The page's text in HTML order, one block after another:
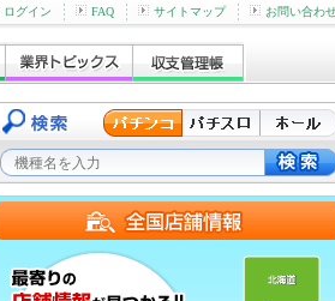
ログイン FAQ サイトマップ お問い合わ